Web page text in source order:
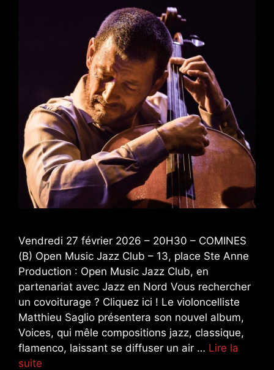
Vendredi 27 février 2026 – 20H30 – COMINES
(B) Open Music Jazz Club – 13, place Ste Anne
Production : Open Music Jazz Club, en
partenariat avec Jazz en Nord Vous rechercher
un covoiturage ? Cliquez ici ! Le violoncelliste
Matthieu Saglio présentera son nouvel album,
Voices, qui mêle compositions jazz, classique,
flamenco, laissant se diffuser un air … Lire la
suite